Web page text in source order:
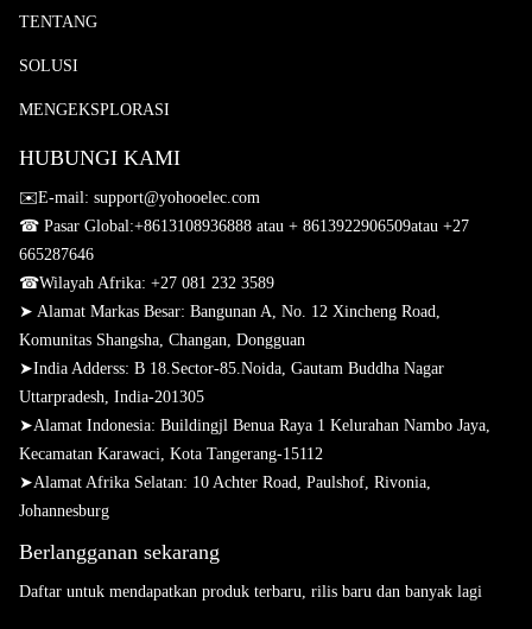
TENTANG
SOLUSI
MENGEKSPLORASI
HUBUNGI KAMI
✉️E-mail: support@yohooelec.com
☎ Pasar Global:+8613108936888 atau + 8613922906509atau +27
665287646
☎Wilayah Afrika: +27 081 232 3589
➤ Alamat Markas Besar: Bangunan A, No. 12 Xincheng Road,
Komunitas Shangsha, Changan, Dongguan
➤India Adderss: B 18.Sector-85.Noida, Gautam Buddha Nagar
Uttarpradesh, India-201305
➤Alamat Indonesia: Buildingjl Benua Raya 1 Kelurahan Nambo Jaya,
Kecamatan Karawaci, Kota Tangerang-15112
➤Alamat Afrika Selatan: 10 Achter Road, Paulshof, Rivonia,
Johannesburg
Berlangganan sekarang
Daftar untuk mendapatkan produk terbaru, rilis baru dan banyak lagi